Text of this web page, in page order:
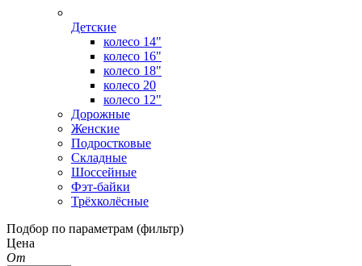
Детские
колесо 14"
колесо 16"
колесо 18"
колесо 20
колесо 12"
Дорожные
Женские
Подростковые
Складные
Шоссейные
Фэт-байки
Трёхколёсные
Подбор по параметрам (фильтр)
Цена
От